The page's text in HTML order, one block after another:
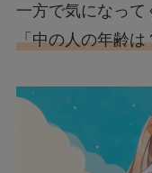
一方で気になって
「中の人の年齢は